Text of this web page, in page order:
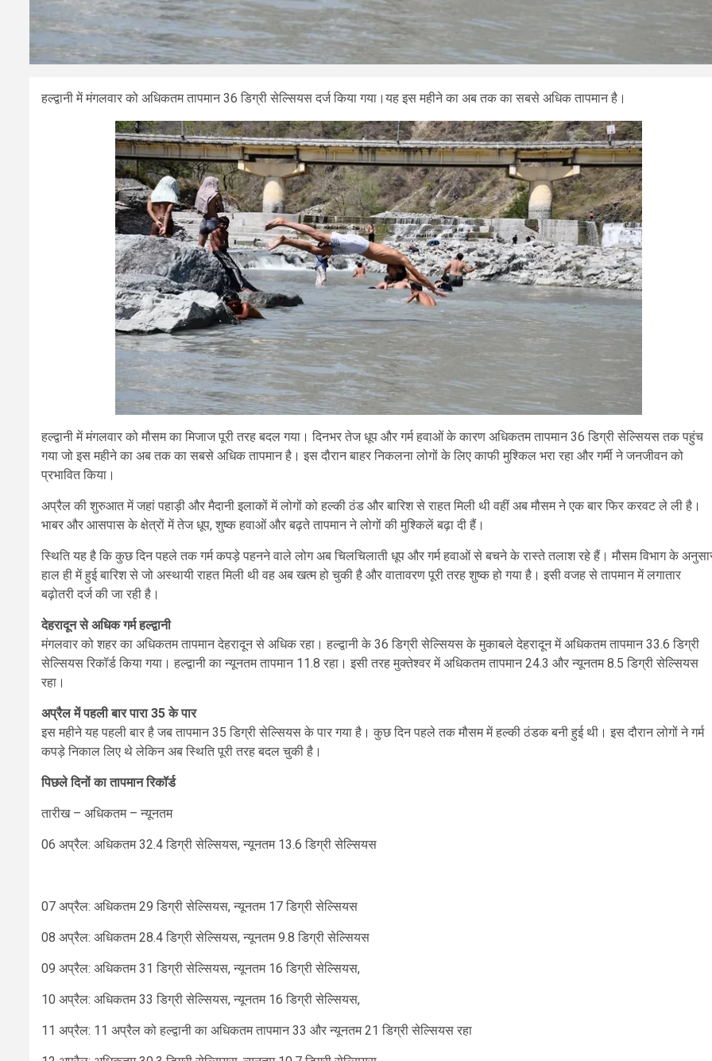
हल्द्वानी में मंगलवार को अधिकतम तापमान 36 डिग्री सेल्सियस दर्ज किया गया।यह इस महीने का अब तक का सबसे अधिक तापमान है।
हल्द्वानी में मंगलवार को मौसम का मिजाज पूरी तरह बदल गया। दिनभर तेज धूप और गर्म हवाओं के कारण अधिकतम तापमान 36 डिग्री सेल्सियस तक पहुंच
गया जो इस महीने का अब तक का सबसे अधिक तापमान है। इस दौरान बाहर निकलना लोगों के लिए काफी मुश्किल भरा रहा और गर्मी ने जनजीवन को
प्रभावित किया।
अप्रैल की शुरुआत में जहां पहाड़ी और मैदानी इलाकों में लोगों को हल्की ठंड और बारिश से राहत मिली थी वहीं अब मौसम ने एक बार फिर करवट ले ली है।
भाबर और आसपास के क्षेत्रों में तेज धूप, शुष्क हवाओं और बढ़ते तापमान ने लोगों की मुश्किलें बढ़ा दी हैं।
स्थिति यह है कि कुछ दिन पहले तक गर्म कपड़े पहनने वाले लोग अब चिलचिलाती धूप और गर्म हवाओं से बचने के रास्ते तलाश रहे हैं। मौसम विभाग के
हाल ही में हुई बारिश से जो अस्थायी राहत मिली थी वह अब खत्म हो चुकी है और वातावरण पूरी तरह शुष्क हो गया है। इसी वजह से तापमान में लगातार
बढ़ोतरी दर्ज की जा रही है।
देहरादून से अधिक गर्म हल्द्वानी
मंगलवार को शहर का अधिकतम तापमान देहरादून से अधिक रहा। हल्द्वानी के 36 डिग्री सेल्सियस के मुकाबले देहरादून में अधिकतम तापमान 33.6 डिग्री
सेल्सियस रिकॉर्ड किया गया। हल्द्वानी का न्यूनतम तापमान 11.8 रहा। इसी तरह मुक्तेश्वर में अधिकतम तापमान 24.3 और न्यूनतम 8.5 डिग्री सेल्सियस
रहा।
अप्रैल में पहली बार पारा 35 के पार
इस महीने यह पहली बार है जब तापमान 35 डिग्री सेल्सियस के पार गया है। कुछ दिन पहले तक मौसम में हल्की ठंडक बनी हुई थी। इस दौरान लोगों ने गर्म
कपड़े निकाल लिए थे लेकिन अब स्थिति पूरी तरह बदल चुकी है।
पिछले दिनों का तापमान रिकॉर्ड
तारीख – अधिकतम – न्यूनतम
06 अप्रैल: अधिकतम 32.4 डिग्री सेल्सियस, न्यूनतम 13.6 डिग्री सेल्सियस
07 अप्रैल: अधिकतम 29 डिग्री सेल्सियस, न्यूनतम 17 डिग्री सेल्सियस
08 अप्रैल: अधिकतम 28.4 डिग्री सेल्सियस, न्यूनतम 9.8 डिग्री सेल्सियस
09 अप्रैल: अधिकतम 31 डिग्री सेल्सियस, न्यूनतम 16 डिग्री सेल्सियस,
10 अप्रैल: अधिकतम 33 डिग्री सेल्सियस, न्यूनतम 16 डिग्री सेल्सियस,
11 अप्रैल: 11 अप्रैल को हल्द्वानी का अधिकतम तापमान 33 और न्यूनतम 21 डिग्री सेल्सियस रहा